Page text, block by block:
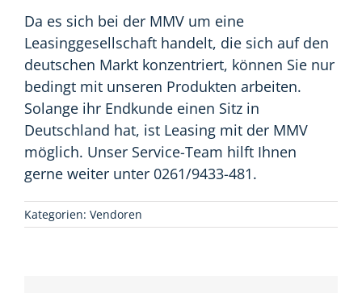
Da es sich bei der MMV um eine
Leasinggesellschaft handelt, die sich auf den
deutschen Markt konzentriert, können Sie nur
bedingt mit unseren Produkten arbeiten.
Solange ihr Endkunde einen Sitz in
Deutschland hat, ist Leasing mit der MMV
möglich. Unser Service-Team hilft Ihnen
gerne weiter unter 0261/9433-481.
Kategorien: Vendoren